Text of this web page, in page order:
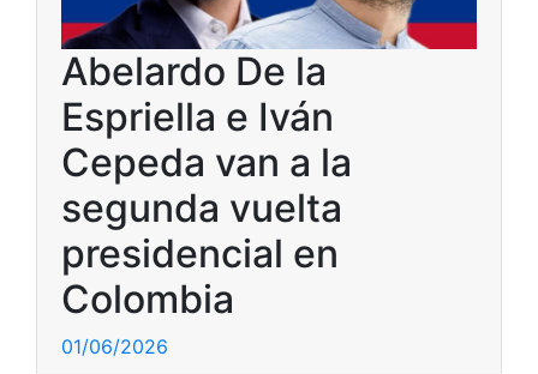
Abelardo De la
Espriella e Iván
Cepeda van a la
segunda vuelta
presidencial en
Colombia
01/06/2026